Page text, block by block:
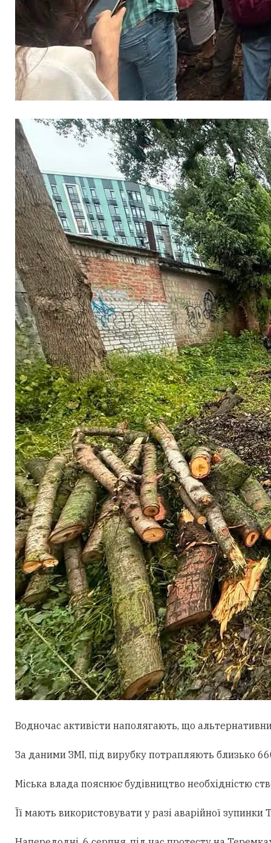
Водночас активісти наполягають, що
За даними ЗМІ, під вирубку потрапляють близько
Міська влада пояснює будівництво необхідністю
Її мають використовувати у разі аварійної